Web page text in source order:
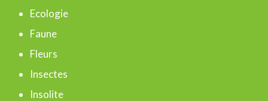
h
e
r
Ecologie
Faune
Fleurs
Insectes
Insolite